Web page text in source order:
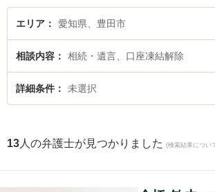
索もでき便利です。特に倉橋法律事務所の倉橋 敏夫弁
法律事務所の武田 彰弘弁護士、豊田総合法律事務所の
凍結解除のトラブル解決の実績豊富な近くの弁護士を
無料で口座凍結解除を法律相談できる豊田市内の弁護
どでお困りの相談者さんにおすすめです。
エリア 愛知県、豊田市
相談内容 相続・遺言、口座凍結解除
詳細条件 未選択
13 人の弁護士が見つかりました (検索結果につい